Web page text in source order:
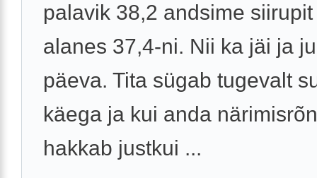
palavik 38,2 andsime
alanes 37,4-ni. Nii ka jäi ja
päeva. Tita sügab tugevalt
käega ja kui anda
hakkab justkui ...